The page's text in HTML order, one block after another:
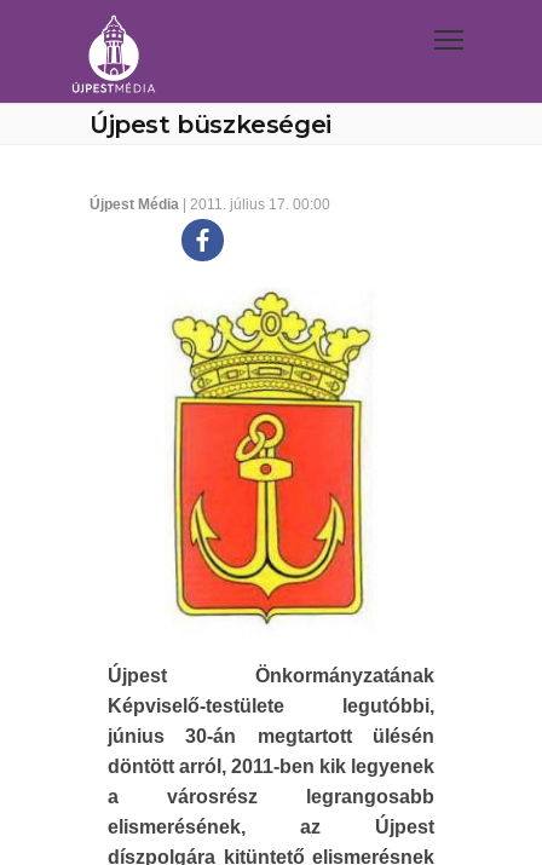
Újpest büszkeségei
Újpest Média | 2011. július 17. 00:00
Újpest Önkormányzatának
Képviselő-testülete legutóbbi,
június 30-án megtartott ülésén
döntött arról, 2011-ben kik legyenek
a városrész legrangosabb
elismerésének, az Újpest
díszpolgára kitüntető elismerésnek